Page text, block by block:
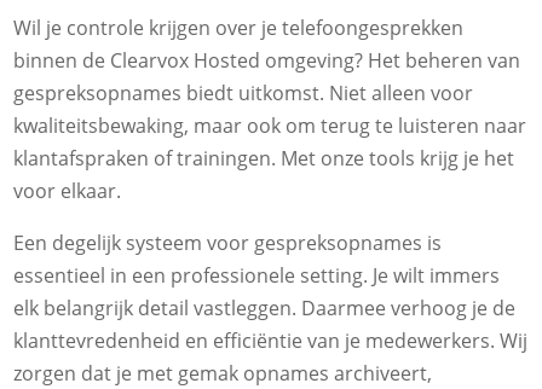
Wil je controle krijgen over je telefoongesprekken
binnen de Clearvox Hosted omgeving? Het beheren van
gespreksopnames biedt uitkomst. Niet alleen voor
kwaliteitsbewaking, maar ook om terug te luisteren naar
klantafspraken of trainingen. Met onze tools krijg je het
voor elkaar.
Een degelijk systeem voor gespreksopnames is
essentieel in een professionele setting. Je wilt immers
elk belangrijk detail vastleggen. Daarmee verhoog je de
klanttevredenheid en efficiëntie van je medewerkers. Wij
zorgen dat je met gemak opnames archiveert,